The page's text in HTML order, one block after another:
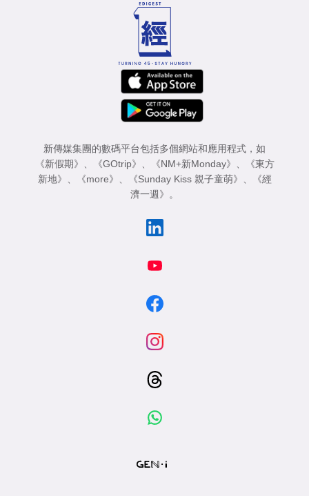
新傳媒集團的數碼平台包括多個網站和應用程式，如
《新假期》
《GOtrip》 《NM+新Monday》
《東方
新地》
《more》 《Sunday Kiss 親子童萌》
《經
濟一週》
。